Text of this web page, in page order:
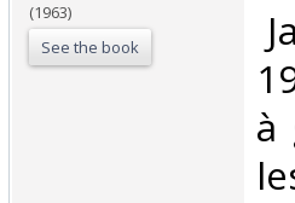
(1963)
See the book
à